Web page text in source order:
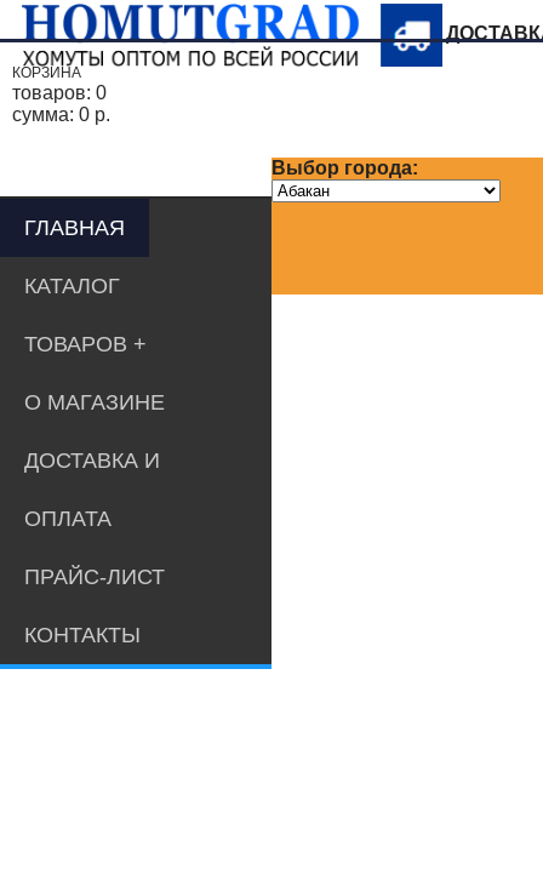
Выбор города:
КОРЗИНА
товаров: 0
сумма: 0 р.
ГЛАВНАЯ
КАТАЛОГ
ТОВАРОВ
О МАГАЗИНЕ
ДОСТАВКА И
ОПЛАТА
ПРАЙС-ЛИСТ
КОНТАКТЫ